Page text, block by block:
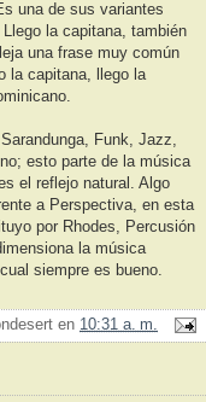
una de sus variantes
Llego la capitana, también
una frase muy común
la capitana, llego la
Funk, Jazz,
esto parte de la música
el reflejo natural. Algo
a Perspectiva, en esta
por Rhodes, Percusión
la música
siempre es bueno.
en 10:31 a. m.